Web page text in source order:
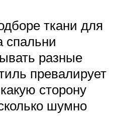
ткани для
спальни
разные
превалирует
сторону
шумно